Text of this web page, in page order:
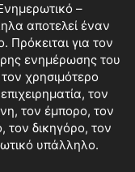
–
αποτελεί έναν
Πρόκειται για τον
ενημέρωσης του
χρησιμότερο
τον
τον έμπορο, τον
τον δικηγόρο, τον
υπάλληλο.